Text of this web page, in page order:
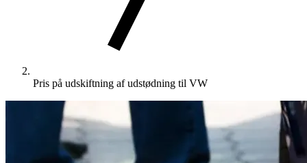
Pris på udskiftning af udstødning til VW